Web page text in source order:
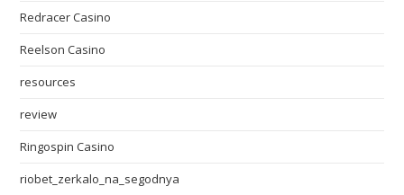
Redracer Casino
Reelson Casino
resources
review
Ringospin Casino
riobet_zerkalo_na_segodnya